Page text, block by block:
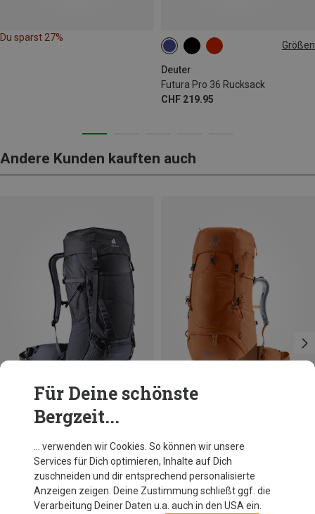
Du sparst 27%
Größen
Deuter
Futura Pro 36 Rucksack
CHF 219.95
36L
Andere Kunden kauften auch
Du sparst 10%
Deuter
CHF 219.95
Für Deine schönste
Bergzeit...
… verwenden wir Cookies. So können wir unsere
Services für Dich optimieren, Inhalte auf Dich
zuschneiden und dir entsprechend personalisierte
Anzeigen zeigen. Deine Zustimmung schließt ggf. die
Verarbeitung Deiner Daten u.a. auch in den USA ein.